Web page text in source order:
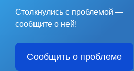
Столкнулись с проблемой —
сообщите о ней!
Сообщить о проблеме